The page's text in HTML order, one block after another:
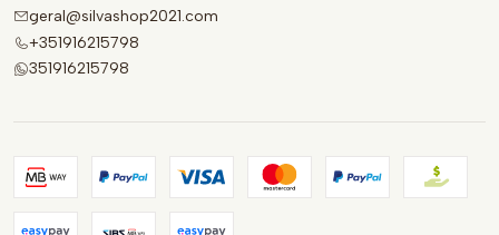
geral@silvashop2021.com
+351916215798
351916215798